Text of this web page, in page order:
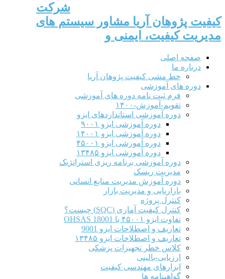
شرکت
کیفیت پژوهان آریا مشاور سیستم های
مدیریت کیفیت، ایمنی و
صفحه اصلی
درباره ما
خط مشی کیفیت پژوهان آریا
دوره های آموزشی
فرم ثبت نامه دوره های آموزشی
تقویم-آموزش-۱۴۰۰
دوره آموزشی استانداردهای ایزو
دوره آموزشی ایزو ۹۰۰۱
دوره آموزشی ایزو ۱۴۰۰۱
دوره آموزشی ایزو ۴۵۰۰۱
دوره آموزشی ایزو ۱۳۴۸۵
دوره آموزشی برنامه ریزی استراتژیک
مدیریت ریسک
دوره آموزش مدیریت منابع انسانی
بازاریابی و مدیریت بازار
کنترل پروژه
کنترل کیفیت آماری (SQC) چیست؟
تفاوت ایزو ۴۵۰۰۱ با OHSAS 18001
تعاریف و اصطلاحات ایزو 9001
تعاریف و اصطلاحات ایزو ۱۳۴۸۵
کلاس خطر تجهیزات پزشکی
ارزیابی-بالینی
ابزارهای مهندسی کیفیت
گواهینامه ها